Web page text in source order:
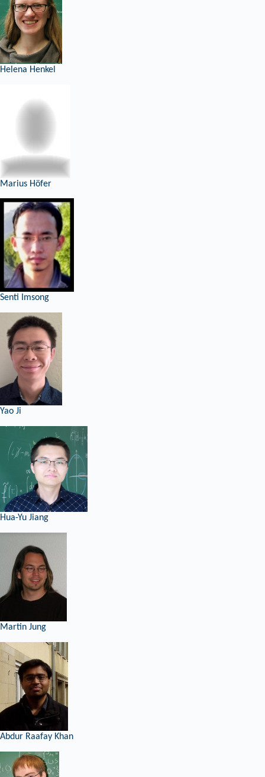
Helena Henkel
Marius Höfer
Senti Imsong
Yao Ji
Hua-Yu Jiang
Martin Jung
Abdur Raafay Khan